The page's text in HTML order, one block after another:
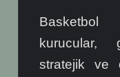
kurucular,
stratejik ve